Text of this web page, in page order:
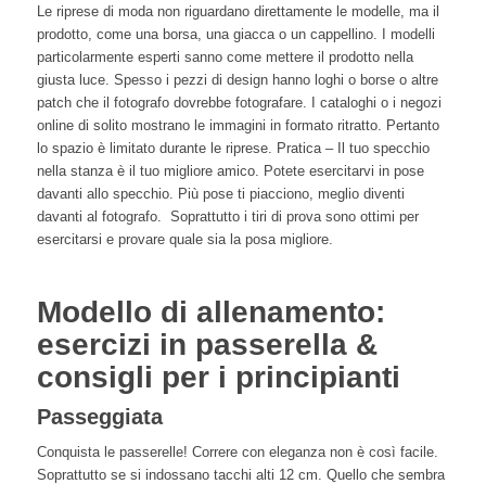
Le riprese di moda non riguardano direttamente le modelle, ma il
prodotto, come una borsa, una giacca o un cappellino. I modelli
particolarmente esperti sanno come mettere il prodotto nella
giusta luce. Spesso i pezzi di design hanno loghi o borse o altre
patch che il fotografo dovrebbe fotografare. I cataloghi o i negozi
online di solito mostrano le immagini in formato ritratto. Pertanto
lo spazio è limitato durante le riprese. Pratica – Il tuo specchio
nella stanza è il tuo migliore amico. Potete esercitarvi in pose
davanti allo specchio. Più pose ti piacciono, meglio diventi
davanti al fotografo. Soprattutto i tiri di prova sono ottimi per
esercitarsi e provare quale sia la posa migliore.
Modello di allenamento:
esercizi in passerella &
consigli per i principianti
Passeggiata
Conquista le passerelle! Correre con eleganza non è così facile.
Soprattutto se si indossano tacchi alti 12 cm. Quello che sembra